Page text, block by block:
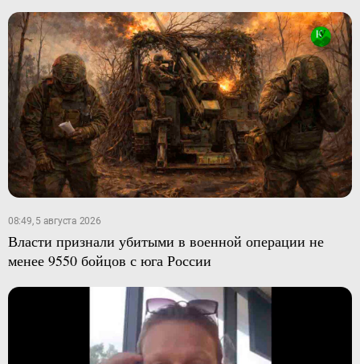
08:49, 5 августа 2026
Власти признали убитыми в военной операции не
менее 9550 бойцов с юга России